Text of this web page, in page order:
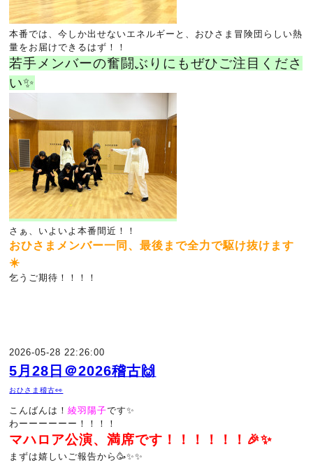
本番では、今しか出せないエネルギーと、おひさま冒険団らしい熱
量をお届けできるはず！！
若手メンバーの奮闘ぶりにもぜひご注目くださ
い✨
さぁ、いよいよ本番間近！！
おひさまメンバー一同、最後まで全力で駆け抜けます
☀️
乞うご期待！！！！
2026-05-28 22:26:00
5月28日＠2026稽古🙌
おひさま稽古👀
こんばんは！綾羽陽子です✨
わーーーーーー！！！！
マハロア公演、満席です！！！！！！🎉✨
まずは嬉しいご報告から🥳✨✨